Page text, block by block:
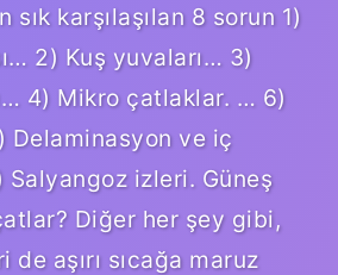
sık karşılaşılan 8 sorun 1)
2) Kuş yuvaları… 3)
4) Mikro çatlaklar. … 6)
Delaminasyon ve iç
izleri. Güneş
Diğer her şey gibi,
aşırı sıcağa maruz